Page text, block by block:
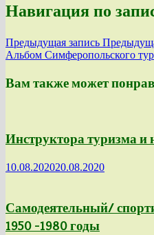
Навигация по
Предыдущая запись
Альбом Симферопольского
Вам также может
Инструктора туризма и
10.08.202020.08.2020
Самодеятельный/
1950 -1980 годы